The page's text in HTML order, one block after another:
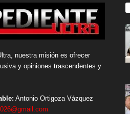
nuestra misión es ofrecer
y opiniones trascendentes y
Antonio Ortigoza Vázquez